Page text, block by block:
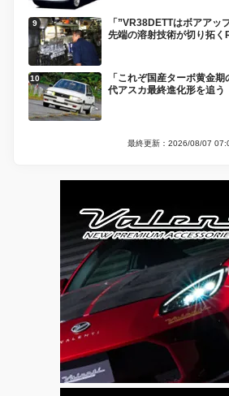
「”VR38DETTはボアアッ
先端の溶射技術が切り拓
「これぞ国産ターボ黄金
代アスカ最終進化形を追う
最終更新：2026/08/07